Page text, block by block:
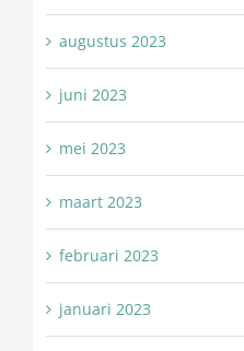
augustus 2023
juni 2023
mei 2023
maart 2023
februari 2023
januari 2023